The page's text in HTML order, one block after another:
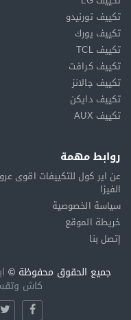
تكييف تورنيدو
تكييف يورك
تكييف TCL
تكييف كرافت
تكييف جالانز
تكييف دايكن
تكييف AUX
روابط مهمة
عن اير كول للتكييفات اقوى
الفيزا
سياسة الخصوصية
خريطة الموقع
إتصل بنا
جميع الحقوق محفوظة ©
كاش